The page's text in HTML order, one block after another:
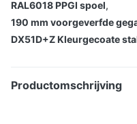
RAL6018 PPGI spoel,
190 mm voorgeverfde
DX51D+Z Kleurgecoate
Productomschrijving